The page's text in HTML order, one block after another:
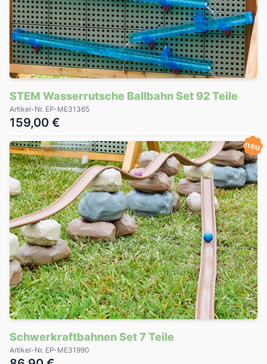
STEM Wasserrutsche Ballbahn Set 92 Teile
Artikel-Nr. EP-ME31365
159,00 €
neu
Schwerkraftbahnen Set 7 Teile
Artikel-Nr. EP-ME31990